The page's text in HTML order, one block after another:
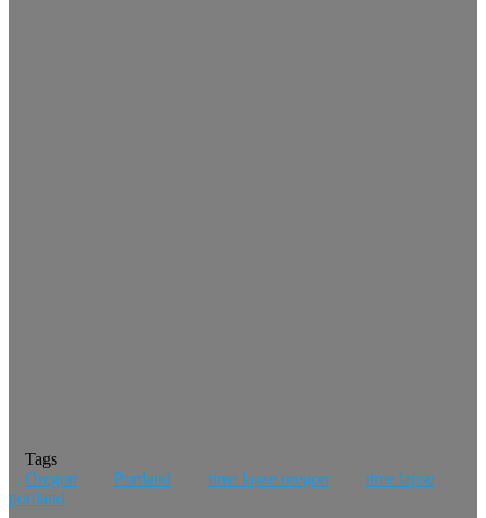
Tags
Oregon
Portland time lapse oregon
time lapse
portland